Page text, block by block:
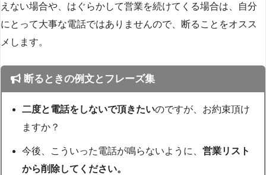
えない場合や、はぐらかして営業を続けてくる場合は、自分
にとって大事な電話ではありませんので、断ることをオスス
メします。
断るときの例文とフレーズ集
二度と電話をしないで頂きたいのですが、お約束頂け
ますか？
今後、こういった電話が鳴らないように、営業リスト
から削除してください。